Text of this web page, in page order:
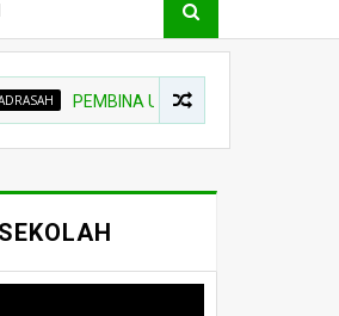
PEMBINA UPACARA TEKANKAN NIAT